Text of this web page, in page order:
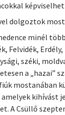
dolgoztok
minél
Felvidék,
széki,
a „hazai”
mostanában
kihívást
A Csüllő